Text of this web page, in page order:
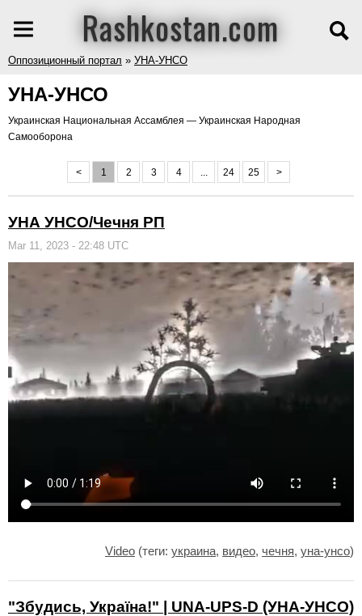
Rashkostan.com
Оппозиционный портал » УНА-УНСО
УНА-УНСО
Украинская Национальная Ассамблея — Украинская Народная
Самооборона
< 1 2 3 4 ... 24 25 >
УНА УНСО/Чечня РП
Mar 11, 2023 - 22:48 UTC
Video (теги: украина, видео, чечня, уна-унсо)
"Збудись, Україна!" | UNA-UPS-D (УНА-УНСО)